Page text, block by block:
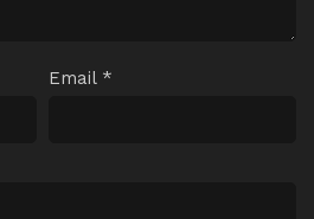
Email *